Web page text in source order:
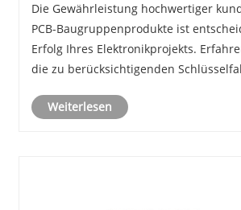
sicherstellen?
Die Gewährleistung hochwertiger
PCB-Baugruppenprodukte ist
Erfolg Ihres Elektronikprojekts.
die zu berücksichtigenden
und Inspektionsmethoden.
Weiterlesen